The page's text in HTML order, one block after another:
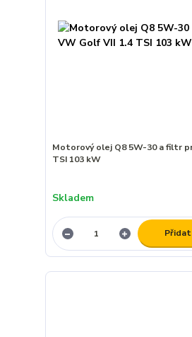
Motorový olej Q8 5W-30 a filtr
TSI 103 kW
Skladem